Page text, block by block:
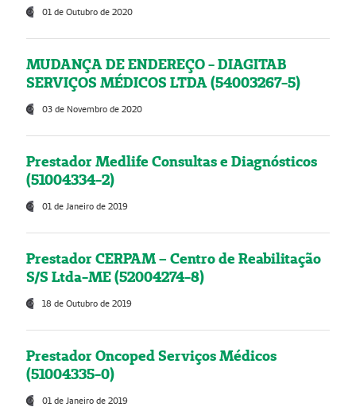
01 de Outubro de 2020
MUDANÇA DE ENDEREÇO - DIAGITAB
SERVIÇOS MÉDICOS LTDA (54003267-5)
03 de Novembro de 2020
Prestador Medlife Consultas e Diagnósticos
(51004334-2)
01 de Janeiro de 2019
Prestador CERPAM – Centro de Reabilitação
S/S Ltda-ME (52004274-8)
18 de Outubro de 2019
Prestador Oncoped Serviços Médicos
(51004335-0)
01 de Janeiro de 2019